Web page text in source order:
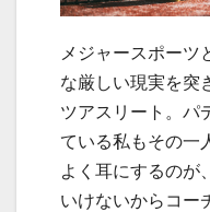
メジャースポーツ
な厳しい現実を突
ツアスリート。パ
ている私もその一
よく耳にするのが
いけないからコー